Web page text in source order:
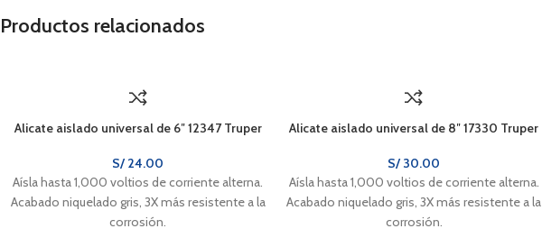
Productos relacionados
Alicate aislado universal de 6″ 12347 Truper
S/ 24.00
Aísla hasta 1,000 voltios de corriente alterna.
Acabado niquelado gris, 3X más resistente a la
corrosión.
Alicate aislado universal de 8″ 17330 Truper
S/ 30.00
Aísla hasta 1,000 voltios de corriente alterna.
Acabado niquelado gris, 3X más resistente a la
corrosión.